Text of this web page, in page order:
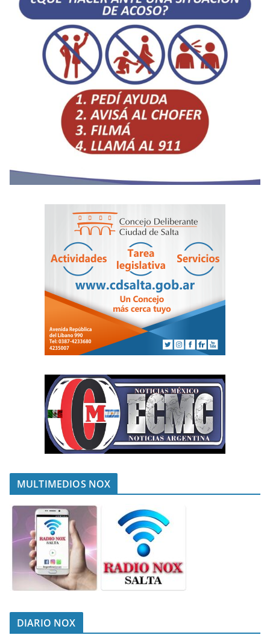
MULTIMEDIOS NOX
DIARIO NOX